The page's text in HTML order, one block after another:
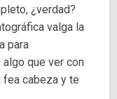
¿verdad?
valga la
para
algo que ver con
fea cabeza y te